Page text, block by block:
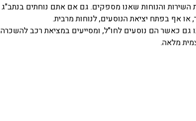
והנוחות שאנו מספקים. גם אם אתם נוחתים בנתב"ג
או אף בפתח יציאת הנוסעים, לנוחות מרבית.
גם כאשר הם נוסעים לחו"ל, ומסייעים במציאת רכב להשכרה
מלאה.